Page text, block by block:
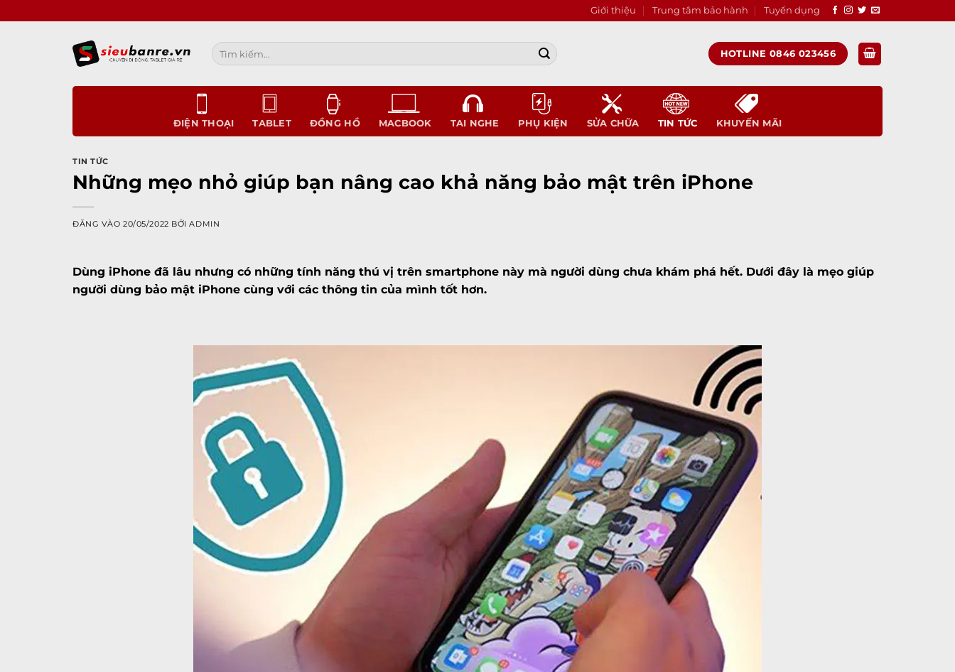
qua
Giới thiệu Trung tâm bảo hành Tuyển dụng
Tìm
kiếm:
HOTLINE 0846 023456
ĐIỆN THOẠI TABLET ĐỒNG HỒ MACBOOK TAI NGHE PHỤ KIỆN SỬA CHỮA TIN TỨC KHUYẾN MÃI
TIN TỨC
Những mẹo nhỏ giúp bạn nâng cao khả năng bảo mật trên iPhone
ĐĂNG VÀO20/05/2022 BỞIADMIN
Dùng iPhone đã lâu nhưng có những tính năng thú vị trên smartphone này mà người dùng chưa khám phá hết. Dưới đây là mẹo giúp
người dùng bảo mật iPhone cùng với các thông tin của mình tốt hơn.